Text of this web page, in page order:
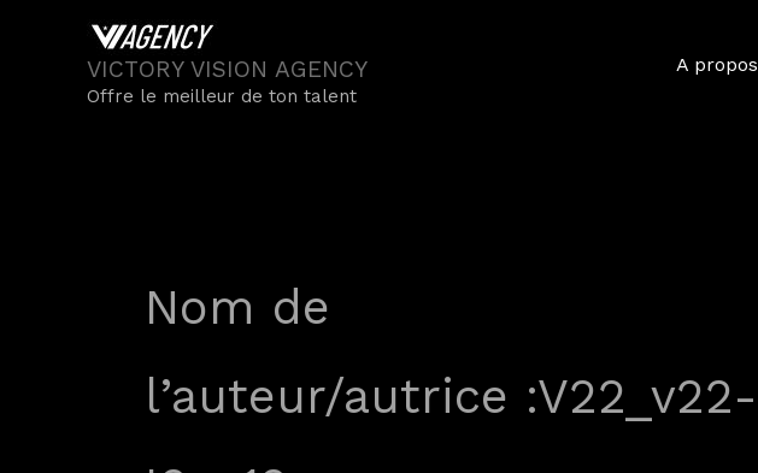
VICTORY VISION AGENCY
Offre le meilleur de ton talent
A propos
Nom de
l’auteur/autrice :V22_v22-